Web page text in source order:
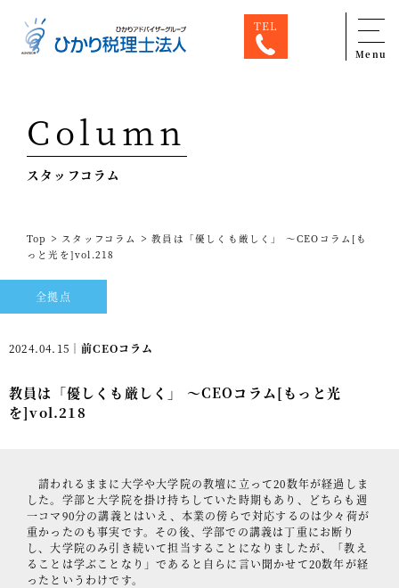
TEL
Menu
専門家一覧
ひかり税理士法人について
サービス
出版物
コラム
HAGレポート
採用情報
税理士変更をお考えの方
Column
スタッフコラム
Top > スタッフコラム >教員は「優しくも厳しく」 ～CEOコラム[も
っと光を]vol.218
全拠点
2024.04.15｜前CEOコラム
教員は「優しくも厳しく」 ～CEOコラム[もっと光
を]vol.218
請われるままに大学や大学院の教壇に立って20数年が経過しま
した。学部と大学院を掛け持ちしていた時期もあり、どちらも週
一コマ90分の講義とはいえ、本業の傍らで対応するのは少々荷が
重かったのも事実です。その後、学部での講義は丁重にお断り
し、大学院のみ引き続いて担当することになりましたが、「教え
ることは学ぶことなり」であると自らに言い聞かせて20数年が経
ったというわけです。